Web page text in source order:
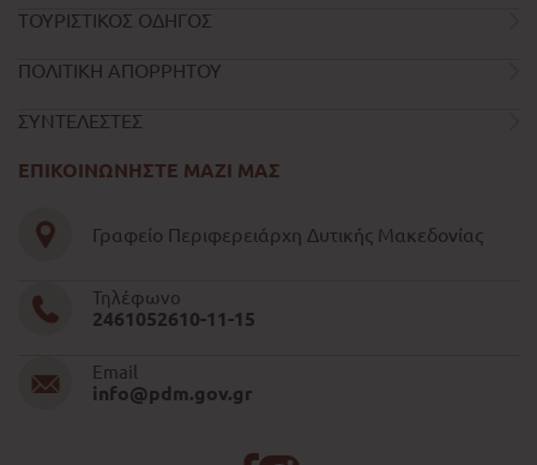
ΤΟΥΡΙΣΤΙΚΟΣ ΟΔΗΓΟΣ
ΠΟΛΙΤΙΚΗ ΑΠΟΡΡΗΤΟΥ
ΣΥΝΤΕΛΕΣΤΕΣ
ΕΠΙΚΟΙΝΩΝΗΣΤΕ ΜΑΖΙ ΜΑΣ
Γραφείο Περιφερειάρχη Δυτικής Μακεδονίας
Τηλέφωνο
2461052610-11-15
Email
info@pdm.gov.gr